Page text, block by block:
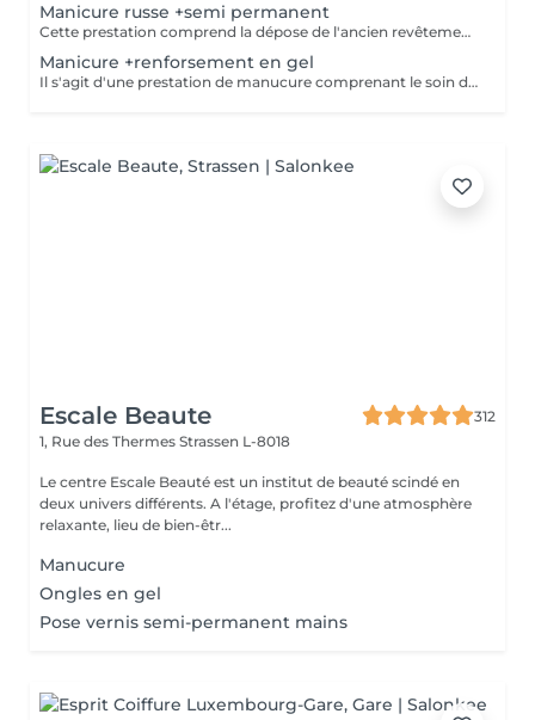
Manicure russe +semi permanent
Cette prestation comprend la dépose de l'ancien revêtement, le soin des cuticules, le travail des contours de l'ongle, la préparation de la plaque ongulaire et l'application d'un nouveau vernis semi-permanent. Afin de conserver un résultat soigné et durable, un remplissage est recommandé toutes les 2,5 à 3 semaines.
Manicure +renforsement en gel
Il s'agit d'une prestation de manucure comprenant le soin des cuticules, le polissage des replis latéraux, ainsi que le renforcement de vos ongles naturels sans extension. Les ongles deviennent plus forts, soignés et gardent leur longueur naturelle. Il est recommandé de répéter la procédure toutes les 3 semaines pour maintenir un résultat optimal.
Escale Beaute
312
1, Rue des Thermes Strassen L-8018
Le centre Escale Beauté est un institut de beauté scindé en
deux univers différents. A l'étage, profitez d'une atmosphère
relaxante, lieu de bien-êtr...
Manucure
Ongles en gel
Pose vernis semi-permanent mains